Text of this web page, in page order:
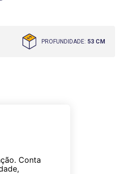
PROFUNDIDADE: 53 CM
Conta